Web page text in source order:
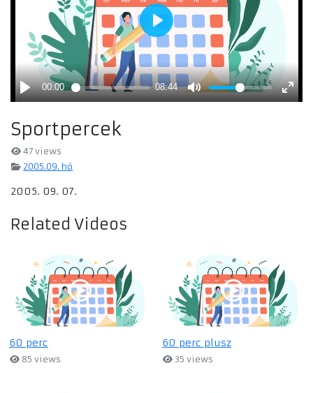
Sportpercek
47 views
2005.09. hó
2005. 09. 07.
Related Videos
60 perc
85 views
60 perc plusz
35 views